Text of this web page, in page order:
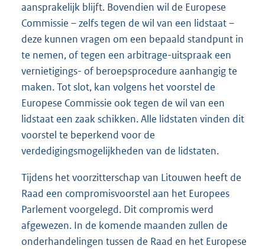
aansprakelijk blijft. Bovendien wil de Europese
Commissie – zelfs tegen de wil van een lidstaat –
deze kunnen vragen om een bepaald standpunt in
te nemen, of tegen een arbitrage-uitspraak een
vernietigings- of beroepsprocedure aanhangig te
maken. Tot slot, kan volgens het voorstel de
Europese Commissie ook tegen de wil van een
lidstaat een zaak schikken. Alle lidstaten vinden dit
voorstel te beperkend voor de
verdedigingsmogelijkheden van de lidstaten.
Tijdens het voorzitterschap van Litouwen heeft de
Raad een compromisvoorstel aan het Europees
Parlement voorgelegd. Dit compromis werd
afgewezen. In de komende maanden zullen de
onderhandelingen tussen de Raad en het Europese